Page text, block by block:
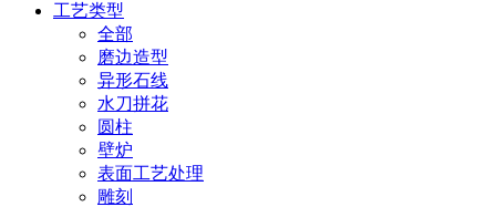
工艺类型
全部
磨边造型
异形石线
水刀拼花
圆柱
壁炉
表面工艺处理
雕刻